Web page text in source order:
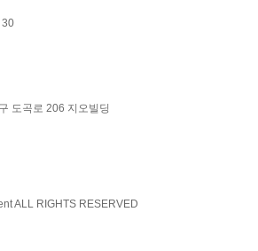
30
도곡로 206 지오빌딩
ALL RIGHTS RESERVED